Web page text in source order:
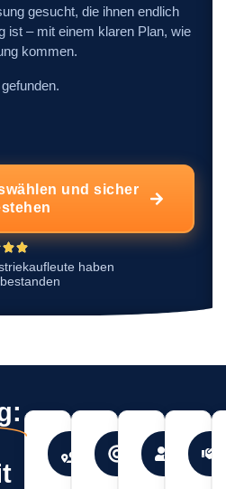
gesucht, die ihnen endlich
ist – mit einem klaren Plan, wie
kommen.
gefunden.
und sicher
haben
Klarer
Fahrplan
Praxisnah
&
in